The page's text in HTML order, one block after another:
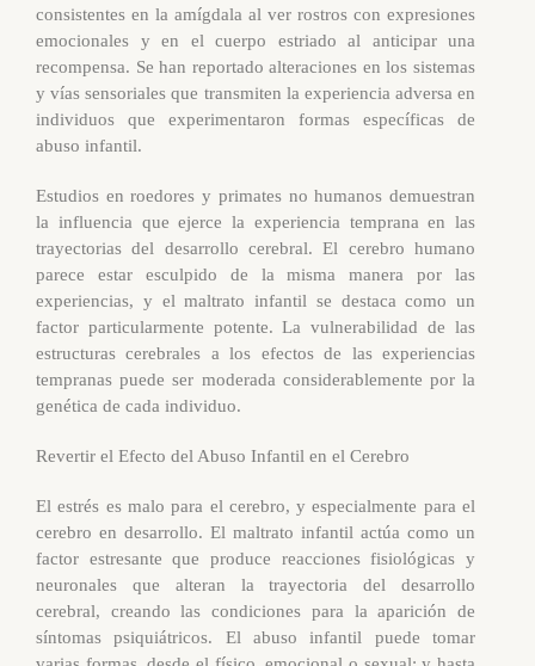
consistentes en la amígdala al ver rostros con expresiones
emocionales y en el cuerpo estriado al anticipar una
recompensa. Se han reportado alteraciones en los sistemas
y vías sensoriales que transmiten la experiencia adversa en
individuos que experimentaron formas específicas de
abuso infantil.
Estudios en roedores y primates no humanos demuestran
la influencia que ejerce la experiencia temprana en las
trayectorias del desarrollo cerebral. El cerebro humano
parece estar esculpido de la misma manera por las
experiencias, y el maltrato infantil se destaca como un
factor particularmente potente. La vulnerabilidad de las
estructuras cerebrales a los efectos de las experiencias
tempranas puede ser moderada considerablemente por la
genética de cada individuo.
Revertir el Efecto del Abuso Infantil en el Cerebro
El estrés es malo para el cerebro, y especialmente para el
cerebro en desarrollo. El maltrato infantil actúa como un
factor estresante que produce reacciones fisiológicas y
neuronales que alteran la trayectoria del desarrollo
cerebral, creando las condiciones para la aparición de
síntomas psiquiátricos. El abuso infantil puede tomar